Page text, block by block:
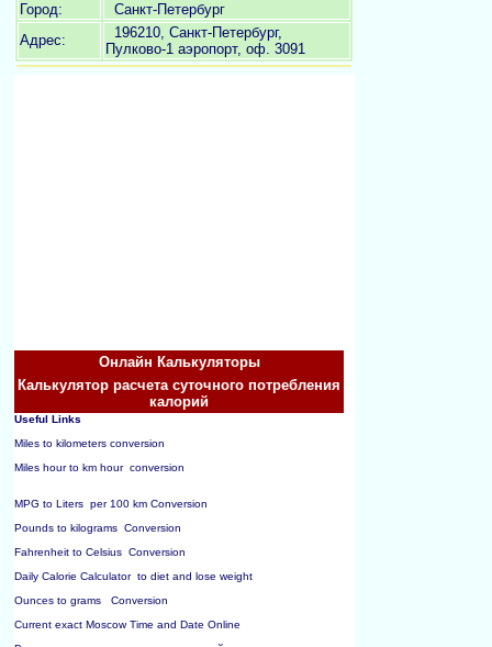
Город:
Санкт-Петербург
Адрес:
196210, Санкт-Петербург,
Пулково-1 аэропорт, оф. 3091
Онлайн Калькуляторы
Калькулятор расчета суточного потребления
калорий
Useful Links
Miles to kilometers conversion
Miles hour to km hour  conversion
MPG to Liters  per 100 km Conversion
Pounds to kilograms  Conversion
Fahrenheit to Celsius  Conversion
Daily Calorie Calculator  to diet and lose weight
Ounces to grams   Conversion
Current exact Moscow Time and Date Online